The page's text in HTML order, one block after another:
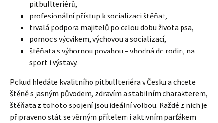
pitbullteriérů,
profesionální přístup k socializaci štěňat,
trvalá podpora majitelů po celou dobu života psa,
pomoc s výcvikem, výchovou a socializací,
štěňata s výbornou povahou – vhodná do rodin, na
sport i výstavy.
Pokud hledáte kvalitního pitbullteriéra v Česku a chcete
štěně s jasným původem, zdravím a stabilním charakterem,
štěňata z tohoto spojení jsou ideální volbou. Každé z nich je
připraveno stát se věrným přítelem i aktivním parťákem